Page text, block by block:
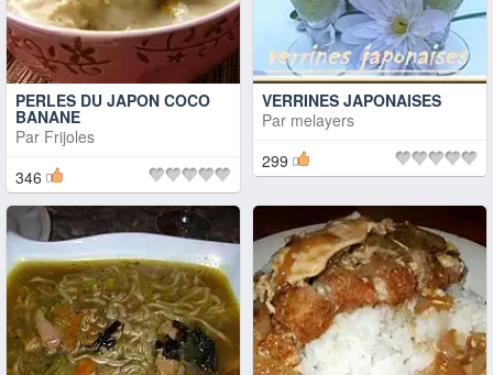
PERLES DU JAPON COCO
BANANE
Par Frijoles
346
VERRINES JAPONAISES
Par melayers
299